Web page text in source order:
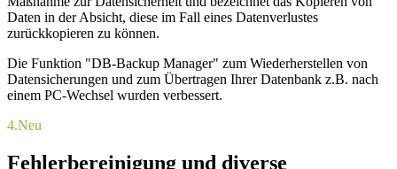
Daten in der Absicht, diese im Fall eines Datenverlustes
zurückkopieren zu können.
Die Funktion "DB-Backup Manager" zum Wiederherstellen von
Datensicherungen und zum Übertragen Ihrer Datenbank z.B. nach
einem PC-Wechsel wurden verbessert.
4.Neu
Fehlerbereinigung und diverse